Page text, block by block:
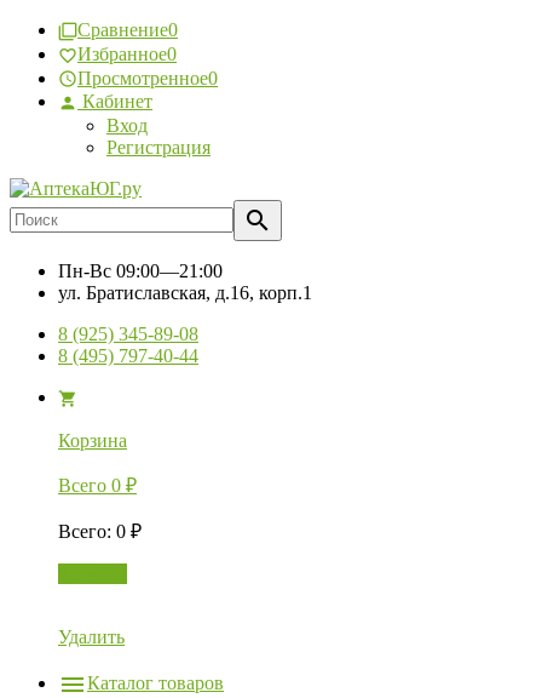
Сравнение0
Избранное0
Просмотренное0
Кабинет
Вход
Регистрация
Пн-Вс 09:00—21:00
ул. Братиславская, д.16, корп.1
8 (925) 345-89-08
8 (495) 797-40-44
Корзина
Всего 0 ₽
Всего: 0 ₽
Удалить
Каталог товаров